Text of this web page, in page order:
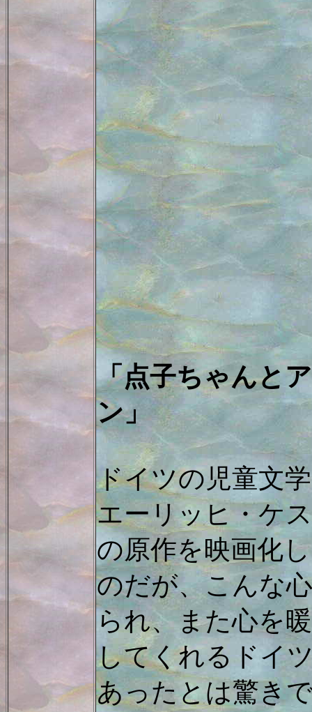
「点子ちゃんと
ン」
ドイツの児童文
エーリッヒ・ケ
の原作を映画化
のだが、こんな
られ、また心を
してくれるドイ
あったとは驚き